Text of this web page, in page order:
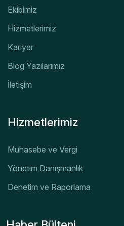
Ekibimiz
Hizmetlerimiz
Kariyer
Blog Yazılarımız
İletişim
Hizmetlerimiz
Muhasebe ve Vergi
Yönetim Danışmanlık
Denetim ve Raporlama